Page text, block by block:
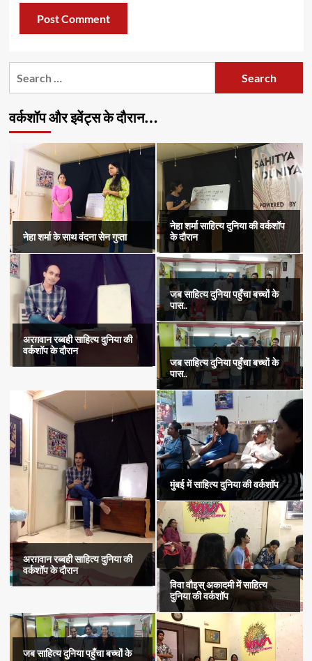
वर्कशॉप और इवेंट्स के दौरान…
नेहा शर्मा के साथ वंदना सेन गुप्ता
नेहा शर्मा साहित्य दुनिया की वर्कशॉप
के दौरान
अरग़वान रब्बही साहित्य दुनिया की
वर्कशॉप के दौरान
जब साहित्य दुनिया पहुँचा बच्चों के
पास..
जब साहित्य दुनिया पहुँचा बच्चों के
पास..
अरग़वान रब्बही साहित्य दुनिया की
वर्कशॉप के दौरान
मुंबई में साहित्य दुनिया की वर्कशॉप
विवा वौइस् अकादमी में साहित्य
दुनिया की वर्कशॉप
जब साहित्य दुनिया पहुँचा बच्चों के